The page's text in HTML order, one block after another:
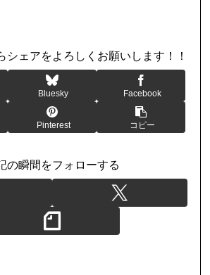
シェアをよろしくお願いします！！
Bluesky Facebook
Pinterest コピー
の瞬間をフォローする